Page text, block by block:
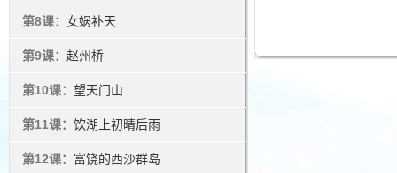
第8课： 女娲补天
第9课： 赵州桥
第10课： 望天门山
第11课： 饮湖上初晴后雨
第12课： 富饶的西沙群岛